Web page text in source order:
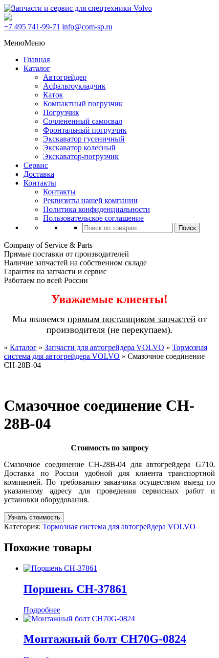
+7 495 741-99-71 info@com-sp.ru
МенюМеню
Главная
Каталог
Автогрейдер
Асфальтоукладчик
Каток
Компактный погрузчик
Погрузчик
Сочлененный самосвал
Фронтальный погрузчик
Экскаватор гусеничный
Экскаватор колесный
Экскаватор-погрузчик
Сервис
Доставка
Контакты
Контакты
Реквизиты нашей компании
Политика конфиденциальности
Пользовательское соглашение
Искать:
Поиск
Company of Service & Parts
Прямые поставки от производителей
Наличие запчастей на собственном складе
Гарантия на запчасти и сервис
Работаем по всей России
Уважаемые клиенты!
Мы являемся прямым поставщиком запчастей от
производителя (не перекупаем).
» Каталог » Запчасти для автогрейдера VOLVO » Тормозная
система для автогрейдера VOLVO » Смазочное соединение
CH-28B-04
Смазочное соединение CH-
28B-04
Стоимость по запросу
Смазочное соединение CH-28B-04 для автогрейдера G710.
Доставка по России удобной для клиента транспортной
компанией. По требованию заказчика осуществим выезд по
указанному адресу для проведения сервисных работ и
установки оборудования.
Узнать стоимость
Категория: Тормозная система для автогрейдера VOLVO
Похожие товары
Поршень CH-37861
Подробнее
Монтажный болт CH70G-0824